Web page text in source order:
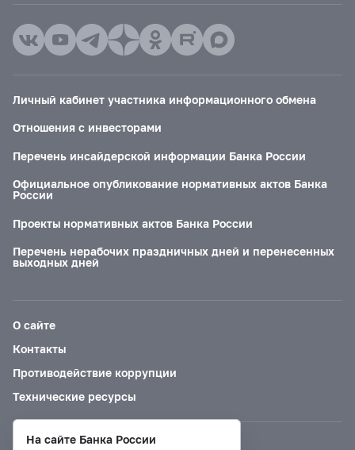
Личный кабинет участника информационного обмена
Отношения с инвесторами
Перечень инсайдерской информации Банка России
Официальное опубликование нормативных актов Банка
России
Проекты нормативных актов Банка России
Перечень нерабочих праздничных дней и перенесенных
выходных дней
О сайте
Контакты
Противодействие коррупции
Технические ресурсы
На сайте Банка России